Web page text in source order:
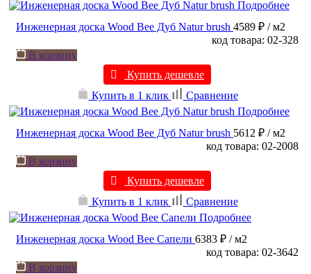
Подробнее
Инженерная доска Wood Bee Дуб Natur brush 4589 ₽ / м2
код товара: 02-328
В корзину
Купить дешевле
Купить в 1 клик
Сравнение
Подробнее
Инженерная доска Wood Bee Дуб Natur brush 5612 ₽ / м2
код товара: 02-2008
В корзину
Купить дешевле
Купить в 1 клик
Сравнение
Подробнее
Инженерная доска Wood Bee Сапели 6383 ₽ / м2
код товара: 02-3642
В корзину